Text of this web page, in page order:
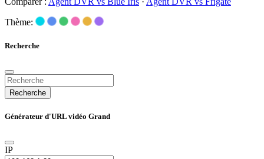
Thème:
Recherche
Recherche
Générateur d'URL vidéo Grand
IP